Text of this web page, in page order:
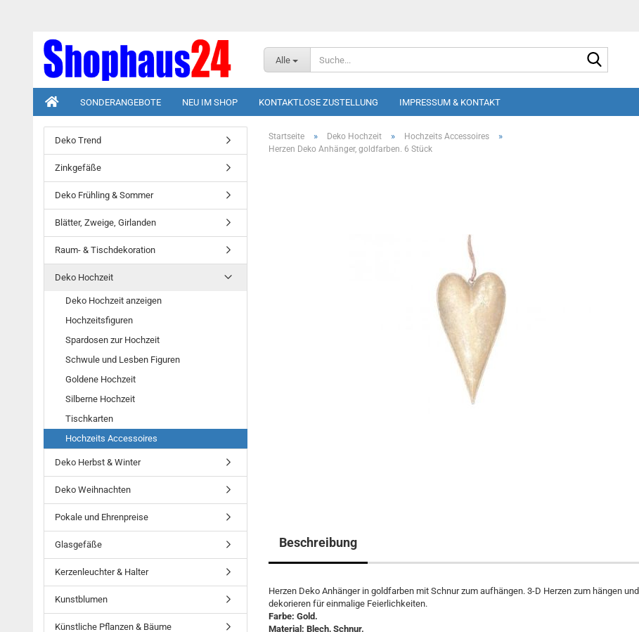
Alle
SONDERANGEBOTE NEU IM SHOP KONTAKTLOSE ZUSTELLUNG IMPRESSUM & KONTAKT
Startseite » Deko Hochzeit » Hochzeits Accessoires »
Herzen Deko Anhänger, goldfarben. 6 Stück
Beschreibung
Herzen Deko Anhänger in goldfarben mit Schnur zum aufhängen. 3-D Herzen zum hängen und
dekorieren für einmalige Feierlichkeiten.
Farbe: Gold.
Material: Blech, Schnur.
Deko Trend
Zinkgefäße
Deko Frühling & Sommer
Blätter, Zweige, Girlanden
Raum- & Tischdekoration
Deko Hochzeit
Deko Hochzeit anzeigen
Hochzeitsfiguren
Spardosen zur Hochzeit
Schwule und Lesben Figuren
Goldene Hochzeit
Silberne Hochzeit
Tischkarten
Hochzeits Accessoires
Deko Herbst & Winter
Deko Weihnachten
Pokale und Ehrenpreise
Glasgefäße
Kerzenleuchter & Halter
Kunstblumen
Künstliche Pflanzen & Bäume